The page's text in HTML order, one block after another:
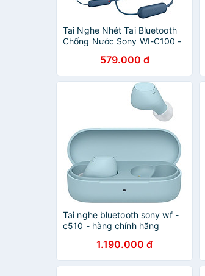
Tai Nghe Nhét Tai Bluetooth
Chống Nước Sony WI-C100 -
579.000 đ
Tai nghe bluetooth sony wf -
c510 - hàng chính hãng
1.190.000 đ